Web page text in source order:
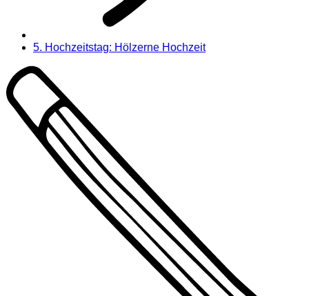
5. Hochzeitstag: Hölzerne Hochzeit